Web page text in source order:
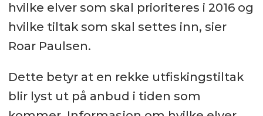
hvilke elver som skal prioriteres i 2016 og
hvilke tiltak som skal settes inn, sier
Roar Paulsen.
Dette betyr at en rekke utfiskingstiltak
blir lyst ut på anbud i tiden som